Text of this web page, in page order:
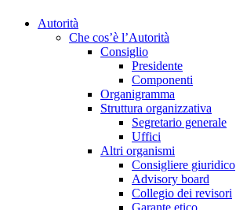
Autorità
Che cos’è l’Autorità
Consiglio
Presidente
Componenti
Organigramma
Struttura organizzativa
Segretario generale
Uffici
Altri organismi
Consigliere giuridico
Advisory board
Collegio dei revisori
Garante etico